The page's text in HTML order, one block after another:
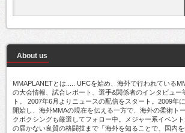
About us
MMAPLANETとは..... UFCを始め、海外で行われている
の大会情報、試合レポート、選手&関係者のインタビュー
ト。 2007年6月よりニュースの配信をスタート。2009年
開始し、海外MMAの現在を伝える一方で、海外の柔術ト
クボクシングも厳選してフォロー中。メジャー系イベン
の届かない良質の格闘技まで「海外を知ることで、国内